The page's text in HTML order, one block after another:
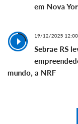
em Nova
19/12/2025 12:00
Sebrae RS
mundo, a NRF